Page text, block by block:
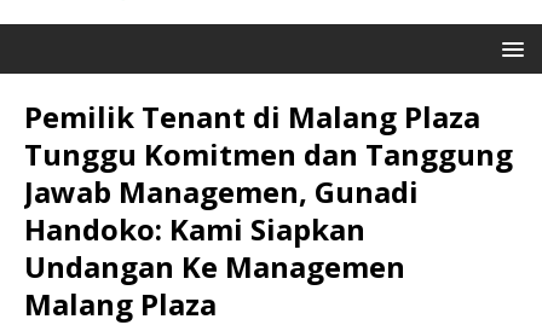
Pemilik Tenant di Malang Plaza
Tunggu Komitmen dan Tanggung
Jawab Managemen, Gunadi
Handoko: Kami Siapkan
Undangan Ke Managemen
Malang Plaza